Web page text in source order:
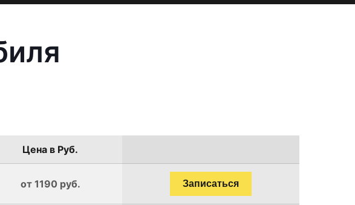
Цена в Руб.
от 1190 руб. Записаться